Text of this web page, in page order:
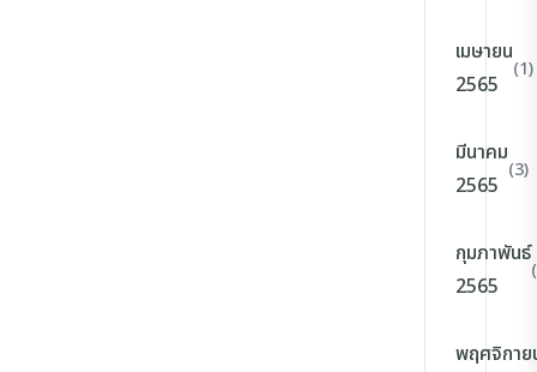
เมษายน
2565
(1)
มีนาคม
2565
(3)
กุมภาพันธ์
2565
พฤศจิกาย